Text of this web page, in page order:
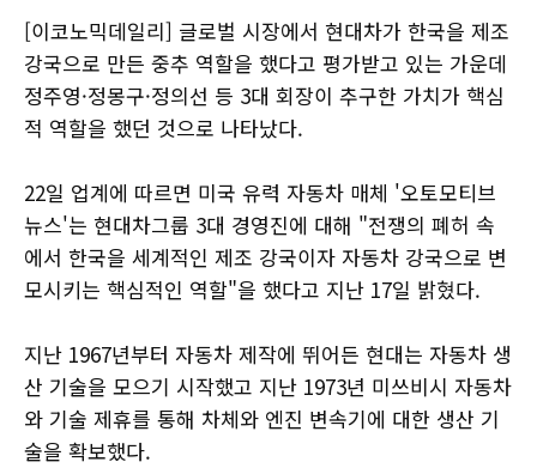
[이코노믹데일리] 글로벌 시장에서 현대차가 한국을 제조
강국으로 만든 중추 역할을 했다고 평가받고 있는 가운데
정주영·정몽구·정의선 등 3대 회장이 추구한 가치가 핵심
적 역할을 했던 것으로 나타났다.
22일 업계에 따르면 미국 유력 자동차 매체 '오토모티브
뉴스'는 현대차그룹 3대 경영진에 대해 "전쟁의 폐허 속
에서 한국을 세계적인 제조 강국이자 자동차 강국으로 변
모시키는 핵심적인 역할"을 했다고 지난 17일 밝혔다.
지난 1967년부터 자동차 제작에 뛰어든 현대는 자동차 생
산 기술을 모으기 시작했고 지난 1973년 미쓰비시 자동차
와 기술 제휴를 통해 차체와 엔진 변속기에 대한 생산 기
술을 확보했다.